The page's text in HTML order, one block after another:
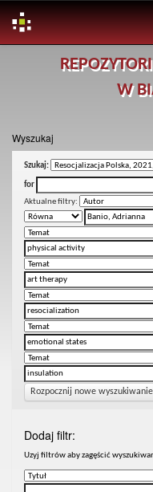
W
Wyszukaj
Szukaj:
for
Aktualne filtry:
Rozpocznij nowe wyszukiwanie
Dodaj filtr:
Uzyj filtrów aby zagęścić